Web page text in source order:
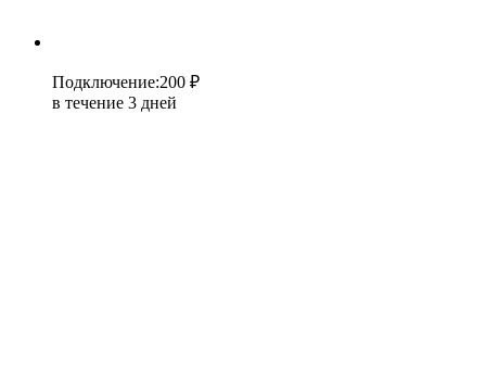
Подключение:200 ₽
в течение 3 дней